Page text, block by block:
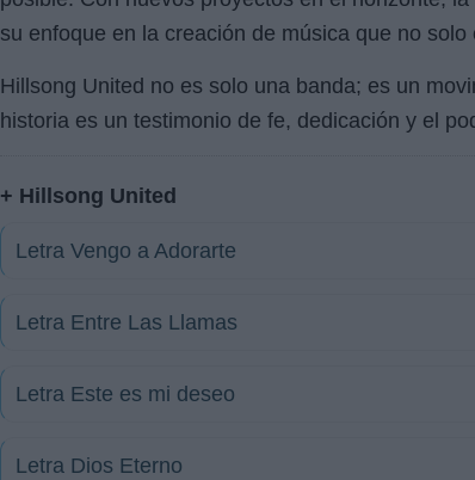
su enfoque en la creación de música que no
Hillsong United no es solo una banda; es un
historia es un testimonio de fe, dedicación y el
+ Hillsong United
Letra Vengo a Adorarte
Letra Entre Las Llamas
Letra Este es mi deseo
Letra Dios Eterno